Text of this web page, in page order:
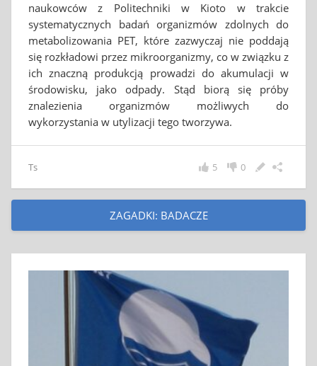
naukowców z Politechniki w Kioto w trakcie
systematycznych badań organizmów zdolnych do
metabolizowania PET, które zazwyczaj nie poddają
się rozkładowi przez mikroorganizmy, co w związku z
ich znaczną produkcją prowadzi do akumulacji w
środowisku, jako odpady. Stąd biorą się próby
znalezienia organizmów możliwych do
wykorzystania w utylizacji tego tworzywa.
Ts 0
5
ZAGADKI: BADACZE